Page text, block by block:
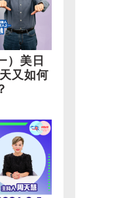
）美日
又如何